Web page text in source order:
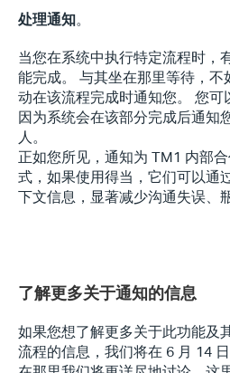
处理通知。
当您在系统中执行特定流程时，
能完成。 与其坐在那里等待，不
动在该流程完成时通知您。 您可
因为系统会在该部分完成后通知
人。
正如您所见，通知为 TM1 内部
式，如果使用得当，它们可以通
下文信息，显著减少沟通失误、
了解更多关于通知的信息
如果您想了解更多关于此功能及
流程的信息，我们将在 6 月 14